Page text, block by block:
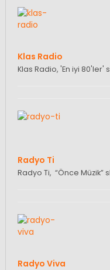
Klas Radio
Klas Radio, 'En iyi 80'ler'
Radyo Ti
Radyo Ti, “Önce Müzik”
Radyo Viva